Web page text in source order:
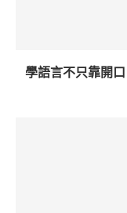
學語言不只靠開